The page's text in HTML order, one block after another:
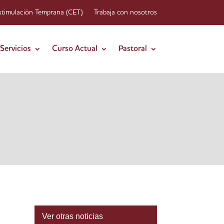
Temprana (CET) Trabaja con nosotros
Servicios Curso Actual Pastoral
Ver otras noticias